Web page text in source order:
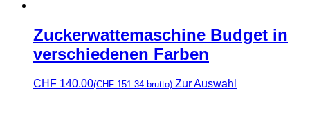
Zuckerwattemaschine Budget in
verschiedenen Farben
CHF 140.00(CHF 151.34 brutto) Zur Auswahl